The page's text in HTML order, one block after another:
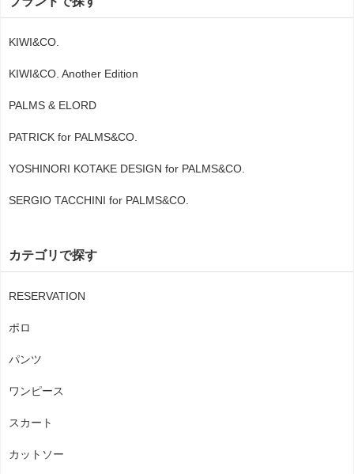
KIWI&CO.
KIWI&CO. Another Edition
PALMS & ELORD
PATRICK for PALMS&CO.
YOSHINORI KOTAKE DESIGN for PALMS&CO.
SERGIO TACCHINI for PALMS&CO.
カテゴリで探す
RESERVATION
ポロ
パンツ
ワンピース
スカート
カットソー